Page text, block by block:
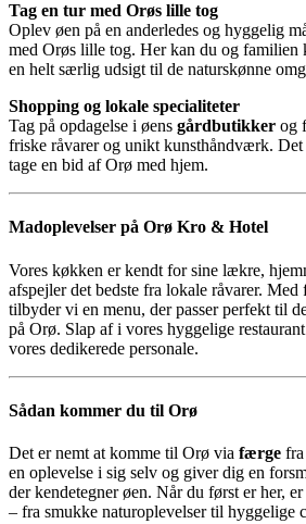
Tag en tur med Orøs lille tog
Oplev øen på en anderledes og hyggelig
med Orøs lille tog. Her kan du og familien
en helt særlig udsigt til de naturskønne
Shopping og lokale specialiteter
Tag på opdagelse i øens gårdbutikker og
friske råvarer og unikt kunsthåndværk. Det
tage en bid af Orø med hjem.
Madoplevelser på Orø Kro & Hotel
Vores køkken er kendt for sine lækre,
afspejler det bedste fra lokale råvarer.
tilbyder vi en menu, der passer perfekt til
på Orø. Slap af i vores hyggelige
vores dedikerede personale.
Sådan kommer du til Orø
Det er nemt at komme til Orø via færge fra
en oplevelse i sig selv og giver dig en
der kendetegner øen. Når du først er her,
– fra smukke naturoplevelser til hyggelige